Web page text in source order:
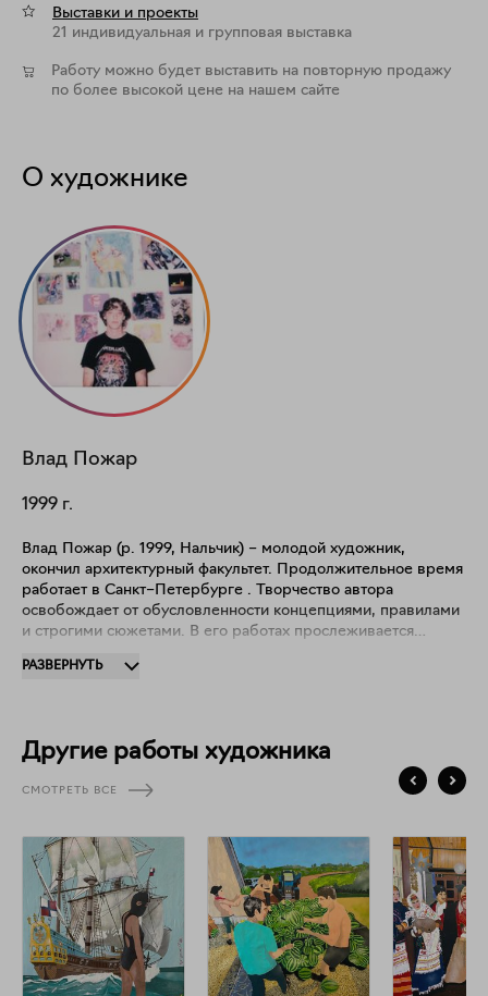
Выставки и проекты
21 индивидуальная и групповая выставка
Работу можно будет выставить на повторную продажу
по более высокой цене на нашем сайте
О художнике
Влад Пожар
1999 г.
Влад Пожар (р. 1999, Нальчик) – молодой художник,
окончил архитектурный факультет. Продолжительное время
работает в Санкт–Петербурге . Творчество автора
освобождает от обусловленности концепциями, правилами
и строгими сюжетами. В его работах прослеживается
делает его творчество уникальным и проникнутым свежим
РАЗВЕРНУТЬ
Другие работы художника
СМОТРЕТЬ ВСЕ